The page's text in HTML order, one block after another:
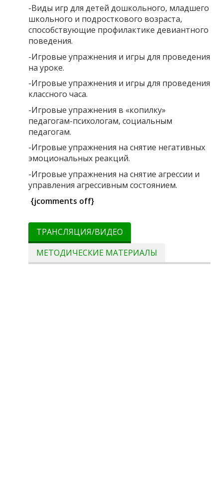
-Виды игр для детей дошкольного, младшего
школьного и подросткового возраста,
способствующие профилактике девиантного
поведения.
-Игровые упражнения и игры для проведения
на уроке.
-Игровые упражнения и игры для проведения
классного часа.
-Игровые упражнения в «копилку»
педагогам-психологам, социальным
педагогам.
-Игровые упражнения на снятие негативных
эмоциональных реакций.
-Игровые упражнения на снятие агрессии и
управления агрессивным состоянием.
{jcomments off}
ТРАНСЛЯЦИЯ/ВИДЕО
МЕТОДИЧЕСКИЕ МАТЕРИАЛЫ